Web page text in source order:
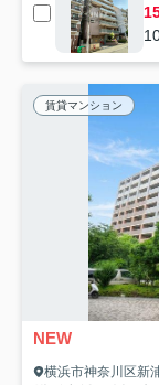
賃貸マンション
NEW
横浜市神奈川区新